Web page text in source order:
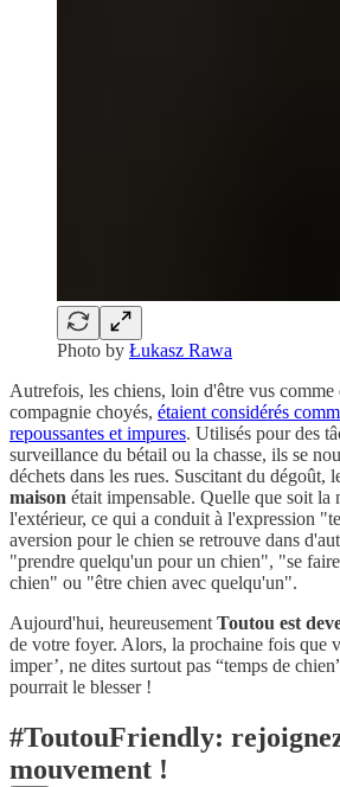
Photo by Łukasz Rawa
Autrefois, les chiens, loin d'être vus comme
compagnie choyés, étaient considérés
repoussantes et impures. Utilisés pour des
surveillance du bétail ou la chasse, ils se
déchets dans les rues. Suscitant du dégoût,
maison était impensable. Quelle que soit la
l'extérieur, ce qui a conduit à l'expression
aversion pour le chien se retrouve dans
"prendre quelqu'un pour un chien", "se
chien" ou "être chien avec quelqu'un".
Aujourd'hui, heureusement Toutou est
de votre foyer. Alors, la prochaine fois que
imper’, ne dites surtout pas “temps de
pourrait le blesser !
#ToutouFriendly:
mouvement !